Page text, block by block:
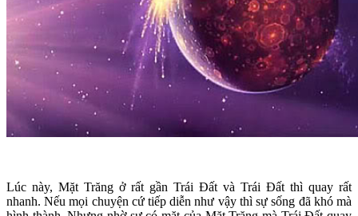
Lúc này, Mặt Trăng ở rất gần Trái Đất và Trái Đất thì quay rất
nhanh. Nếu mọi chuyện cứ tiếp diễn như vậy thì sự sống đã khó mà